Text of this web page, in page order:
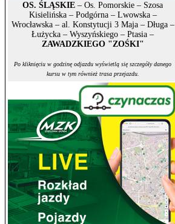
OS. ŚLĄSKIE – Os. Pomorskie – Szosa
Kisielińska – Podgórna – Lwowska –
Wrocławska – al. Konstytucji 3 Maja – Długa –
Łużycka – Wyszyńskiego – Ptasia –
ZAWADZKIEGO "ZOŚKI"
Po kliknięciu w godzinę odjazdu wyświetlą się szczegóły danego
kursu w tym również trasa przejazdu.